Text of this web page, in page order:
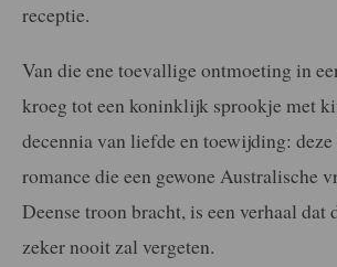
receptie.
Van die ene toevallige ontmoeting in
kroeg tot een koninklijk sprookje met
decennia van liefde en toewijding:
romance die een gewone Australische
Deense troon bracht, is een verhaal dat
zeker nooit zal vergeten.